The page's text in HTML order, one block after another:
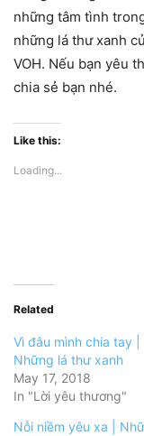
những tâm tình
những lá thư xanh
VOH. Nếu bạn yêu
chia sẻ bạn nhé.
Like this:
Loading...
Related
Vì đâu mình chia tay |
Những lá thư xanh
May 17, 2018
In "Lời yêu thương"
Nỗi niềm yêu xa |